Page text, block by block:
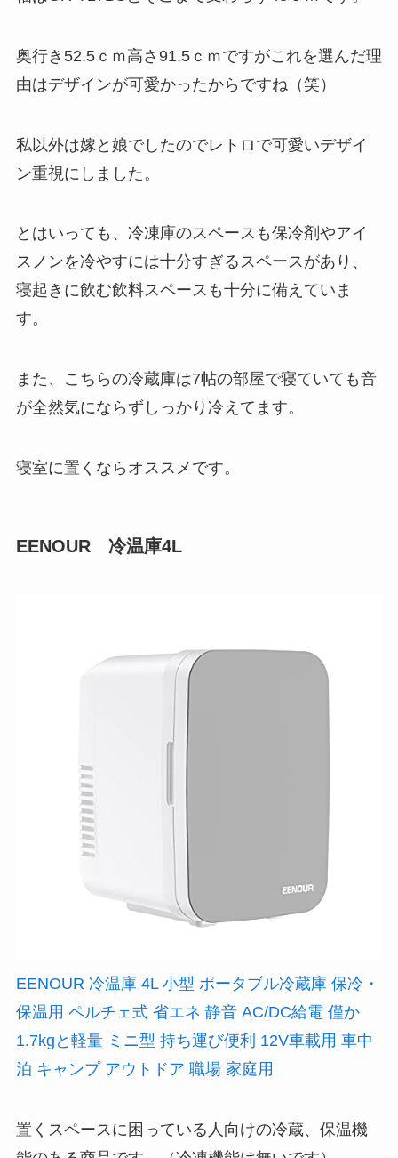
奥行き52.5ｃｍ高さ91.5ｃｍですがこれを選んだ理
由はデザインが可愛かったからですね（笑）
私以外は嫁と娘でしたのでレトロで可愛いデザイ
ン重視にしました。
とはいっても、冷凍庫のスペースも保冷剤やアイ
スノンを冷やすには十分すぎるスペースがあり、
寝起きに飲む飲料スペースも十分に備えていま
す。
また、こちらの冷蔵庫は7帖の部屋で寝ていても音
が全然気にならずしっかり冷えてます。
寝室に置くならオススメです。
EENOUR 冷温庫4L
EENOUR 冷温庫 4L 小型 ポータブル冷蔵庫 保冷・
保温用 ペルチェ式 省エネ 静音 AC/DC給電 僅か
1.7kgと軽量 ミニ型 持ち運び便利 12V車載用 車中
泊 キャンプ アウトドア 職場 家庭用
置くスペースに困っている人向けの冷蔵、保温機